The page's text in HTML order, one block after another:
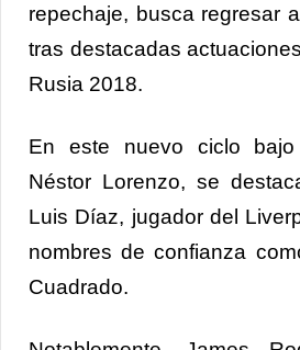
repechaje, busca regresar
tras destacadas
Rusia 2018.
En este nuevo ciclo
Néstor Lorenzo, se
Luis Díaz, jugador del
nombres de confianza
Cuadrado.